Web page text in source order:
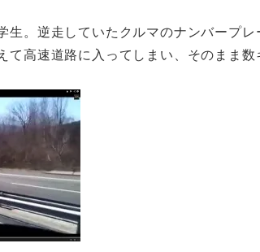
生。逆走していたクルマのナンバープ
高速道路に入ってしまい、そのまま数